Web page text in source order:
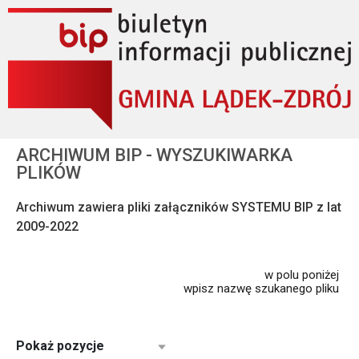
ARCHIWUM BIP - WYSZUKIWARKA
PLIKÓW
Archiwum zawiera pliki załączników SYSTEMU BIP z lat
2009-2022
w polu poniżej
wpisz nazwę szukanego pliku
Pokaż pozycje